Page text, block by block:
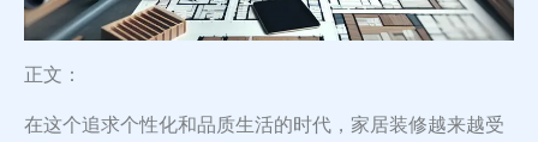
正文：
在这个追求个性化和品质生活的时代，家居装修越来越受